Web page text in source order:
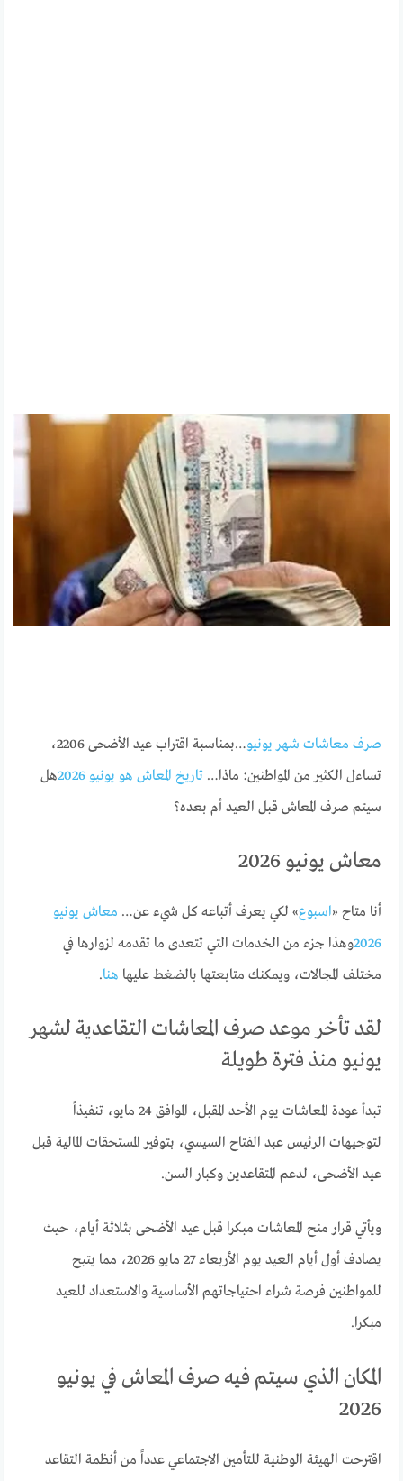
صرف معاشات شهر يونيو
…بمناسبة اقتراب عيد الأضحى 2206،
تساءل الكثير من المواطنين: ماذا…تاريخ المعاش هو يونيو 2026
هل
سيتم صرف المعاش قبل العيد أم بعده؟
معاش يونيو 2026
أنا متاح «اسبوع» لكي يعرف أتباعه كل شيء عن… معاش يونيو
2026وهذا جزء من الخدمات التي تتعدى ما تقدمه لزوارها في
مختلف المجالات، ويمكنك متابعتها بالضغط عليها هنا.
لقد تأخر موعد صرف المعاشات التقاعدية لشهر
يونيو منذ فترة طويلة
تبدأ عودة المعاشات يوم الأحد المقبل، الموافق 24 مايو، تنفيذاً
لتوجيهات الرئيس عبد الفتاح السيسي، بتوفير المستحقات المالية قبل
عيد الأضحى، لدعم المتقاعدين وكبار السن.
ويأتي قرار منح المعاشات مبكرا قبل عيد الأضحى بثلاثة أيام، حيث
يصادف أول أيام العيد يوم الأربعاء 27 مايو 2026، مما يتيح
للمواطنين فرصة شراء احتياجاتهم الأساسية والاستعداد للعيد
مبكرا.
المكان الذي سيتم فيه صرف المعاش في يونيو
2026
اقترحت الهيئة الوطنية للتأمين الاجتماعي عدداً من أنظمة التقاعد